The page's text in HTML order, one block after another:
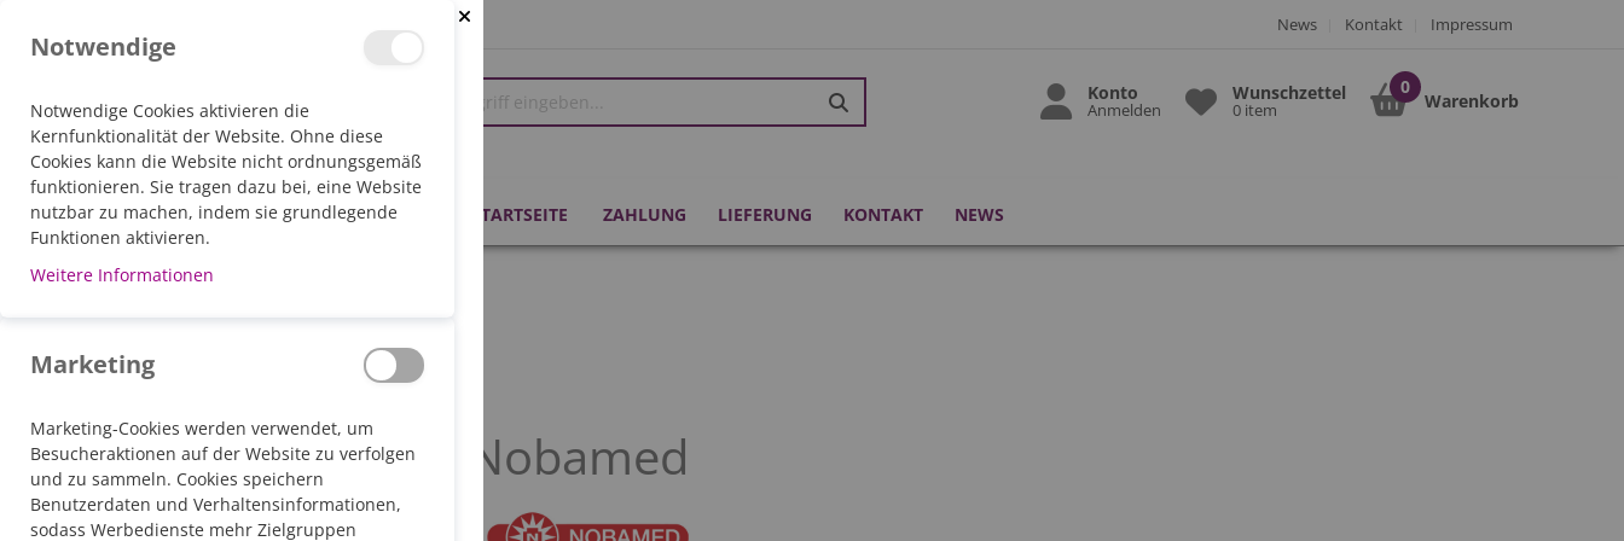
News Kontakt Impressum
Konto
Anmelden
Wunschzettel
0 item Warenkorb
PRODUKTE STARTSEITE ZAHLUNG LIEFERUNG KONTAKT NEWS
NOBAMED
Nobamed
Notwendige
Notwendige Cookies aktivieren die
Kernfunktionalität der Website. Ohne diese
Cookies kann die Website nicht ordnungsgemäß
funktionieren. Sie tragen dazu bei, eine Website
nutzbar zu machen, indem sie grundlegende
Funktionen aktivieren.
Weitere Informationen
Marketing
Marketing-Cookies werden verwendet, um
Besucheraktionen auf der Website zu verfolgen
und zu sammeln. Cookies speichern
Benutzerdaten und Verhaltensinformationen,
sodass Werbedienste mehr Zielgruppen